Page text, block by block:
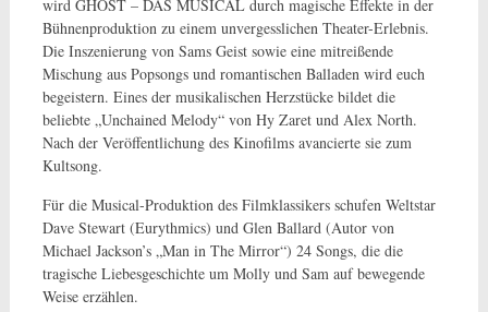
wird GHOST – DAS MUSICAL durch magische Effekte in der
Bühnenproduktion zu einem unvergesslichen Theater-Erlebnis.
Die Inszenierung von Sams Geist sowie eine mitreißende
Mischung aus Popsongs und romantischen Balladen wird euch
begeistern. Eines der musikalischen Herzstücke bildet die
beliebte „Unchained Melody“ von Hy Zaret und Alex North.
Nach der Veröffentlichung des Kinofilms avancierte sie zum
Kultsong.
Für die Musical-Produktion des Filmklassikers schufen Weltstar
Dave Stewart (Eurythmics) und Glen Ballard (Autor von
Michael Jackson’s „Man in The Mirror“) 24 Songs, die die
tragische Liebesgeschichte um Molly und Sam auf bewegende
Weise erzählen.